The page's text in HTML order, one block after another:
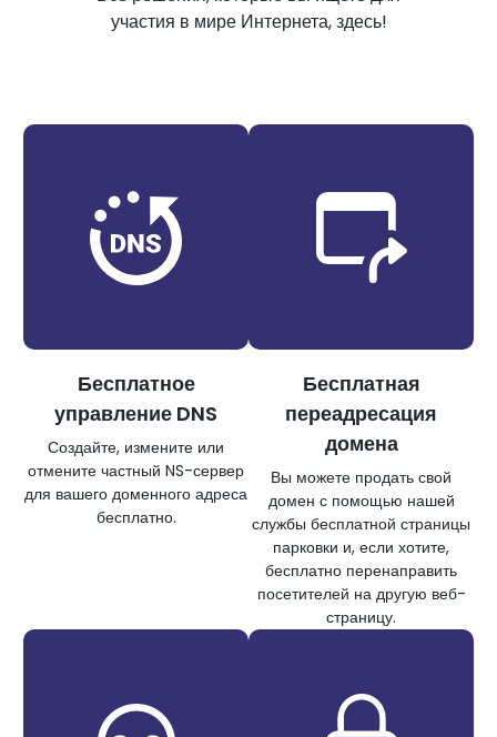
участия в мире Интернета, здесь!
Бесплатное
управление DNS
Создайте, измените или
отмените частный NS-сервер
для вашего доменного адреса
бесплатно.
Бесплатная
переадресация
домена
Вы можете продать свой
домен с помощью нашей
службы бесплатной страницы
парковки и, если хотите,
бесплатно перенаправить
посетителей на другую веб-
страницу.